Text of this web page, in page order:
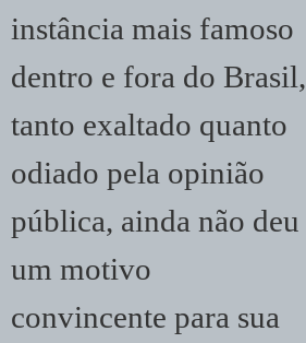
instância mais famoso
dentro e fora do Brasil,
tanto exaltado quanto
odiado pela opinião
pública, ainda não deu
um motivo
convincente para sua